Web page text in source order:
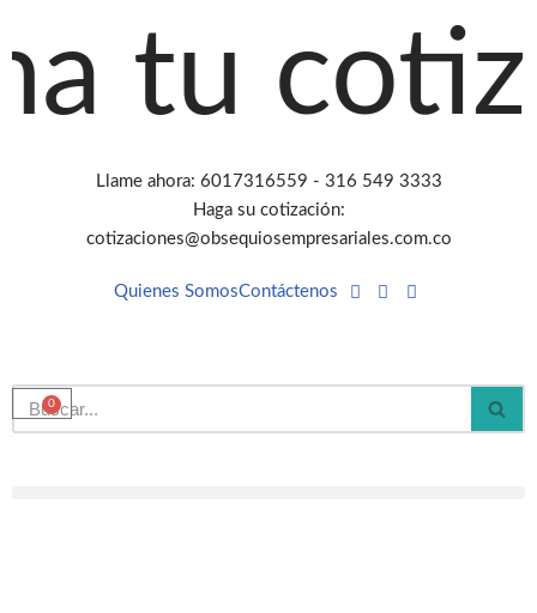
Saltar
tu
Llame ahora: 6017316559 - 316 549 3333
Haga su cotización:
cotizaciones@obsequiosempresariales.com.co
Quienes SomosContáctenos
0